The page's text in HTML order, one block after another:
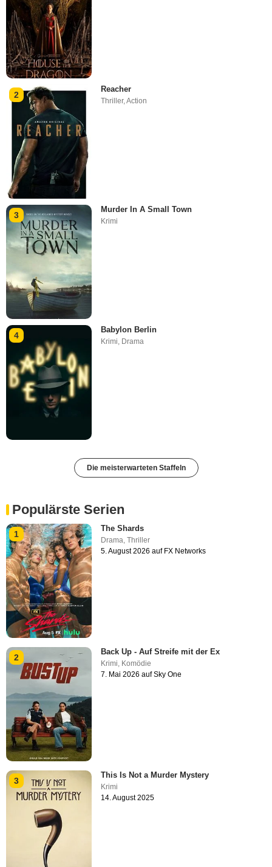
2
Reacher
Thriller,Action
3
Murder In A Small Town
Krimi
4
Babylon Berlin
Krimi, Drama
Die meisterwarteten Staffeln
Populärste Serien
1
The Shards
Drama ,Thriller
5. August 2026 auf FX Networks
2
Back Up - Auf Streife mit der Ex
Krimi, Komödie
7. Mai 2026 auf Sky One
3
This Is Not a Murder Mystery
Krimi
14. August 2025